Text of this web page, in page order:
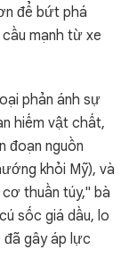
để bứt phá
mạnh từ xe
phản ánh sự
hiếm vật chất,
đoạn nguồn
khỏi Mỹ), và
thuần túy," bà
sốc giá dầu, lo
đã gây áp lực